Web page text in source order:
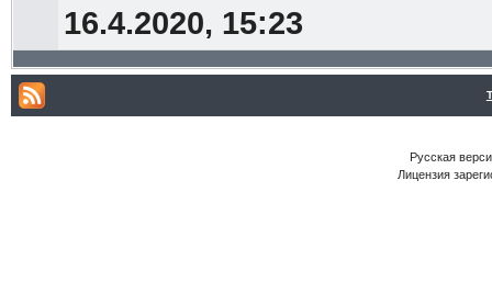
16.4.2020, 15:23
Русская
Лицензия